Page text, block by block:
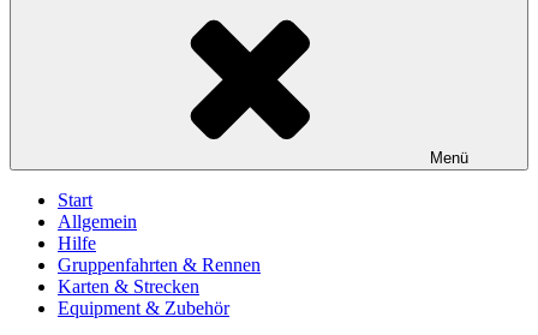
Menü
Start
Allgemein
Hilfe
Gruppenfahrten & Rennen
Karten & Strecken
Equipment & Zubehör